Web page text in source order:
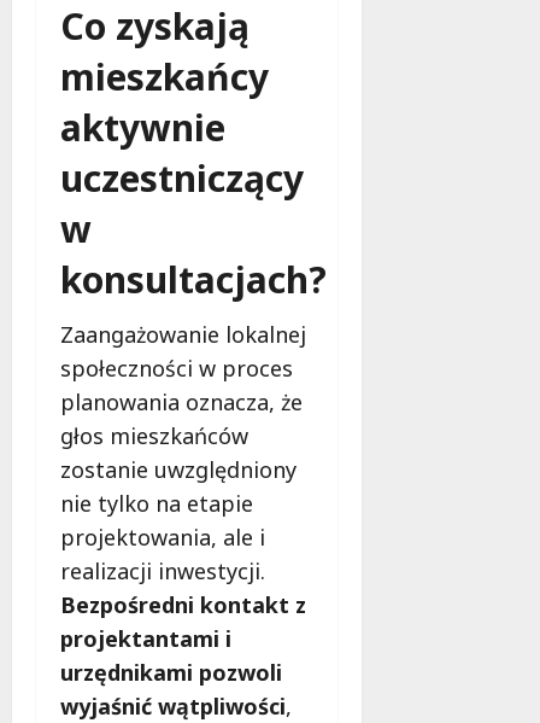
Co zyskają
mieszkańcy
aktywnie
uczestniczący
w
konsultacjach?
Zaangażowanie lokalnej
społeczności w proces
planowania oznacza, że
głos mieszkańców
zostanie uwzględniony
nie tylko na etapie
projektowania, ale i
realizacji inwestycji.
Bezpośredni kontakt z
projektantami i
urzędnikami pozwoli
wyjaśnić wątpliwości,